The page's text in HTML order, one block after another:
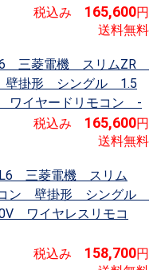
税込み 165,600円
送料無料
三菱電機 スリムZR
壁掛形 シングル 1.5
イヤードリモコン -
税込み 165,600円
送料無料
三菱電機 スリム
コン 壁掛形 シングル
ワイヤレスリモコ
税込み 158,700円